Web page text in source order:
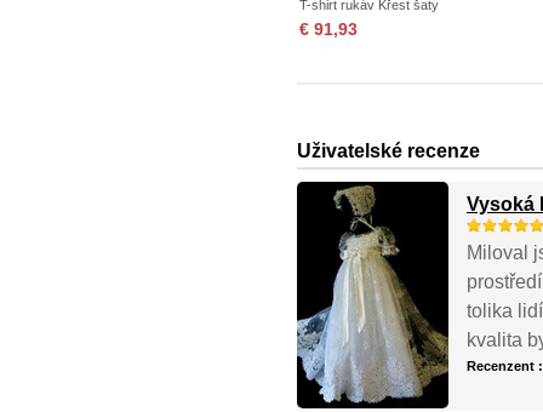
T-shirt rukáv Křest šaty
€ 91,93
Uživatelské recenze
Vysoká
Miloval
tolika
kvalita
Recenzent